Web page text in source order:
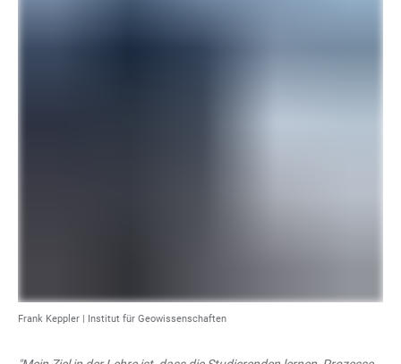
Frank Keppler | Institut für Geowissenschaften